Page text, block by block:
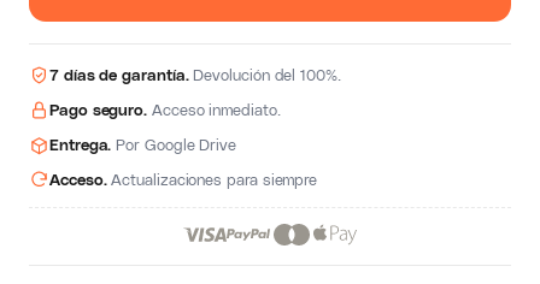
7 días de garantía.Devolución del 100%.
Pago seguro. Acceso inmediato.
Entrega. Por Google Drive
Acceso.Actualizaciones para siempre